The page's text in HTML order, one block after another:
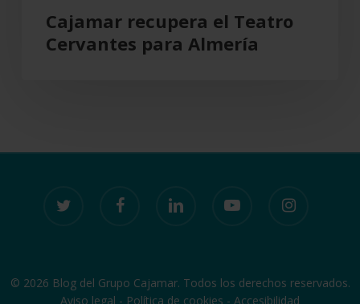
Cajamar recupera el Teatro
Cervantes para Almería
© 2026 Blog del Grupo Cajamar. Todos los derechos reservados.
Aviso legal - Política de cookies - Accesibilidad